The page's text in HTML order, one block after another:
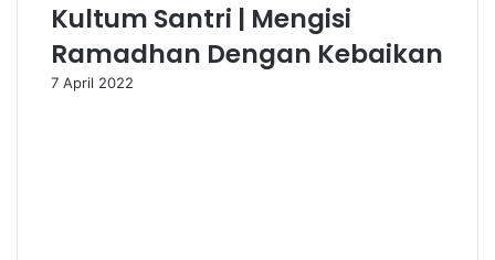
Kultum Santri | Mengisi
Ramadhan Dengan Kebaikan
7 April 2022